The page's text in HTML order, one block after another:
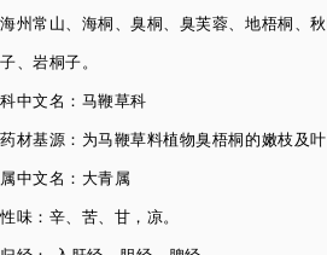
海州常山、海桐、臭桐、臭芙蓉、地梧桐、
子、岩桐子。
科中文名：马鞭草科
药材基源：为马鞭草料植物臭梧桐的嫩枝及叶
属中文名：大青属
性味：辛、苦、甘，凉。